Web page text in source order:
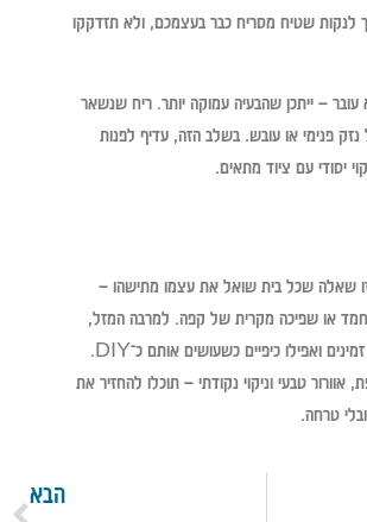
לנקות שטיח מסריח כבר בעצמכם, ולא תזדקקו
עובר – ייתכן שהבעיה עמוקה יותר. ריח שנשאר
נזק פנימי או עובש. בשלב הזה, עדיף לפנות
יסודי עם ציוד מתאים.
שאלה שכל בית שואל את עצמו מתישהו –
או שפיכה מקרית של קפה. למרבה המזל,
הפתרונות ברובם פשוטים, זמינים ואפילו כיפיים כשעושים אותם כ־DIY.
טבעי וניקוי נקודתי – תוכלו להחזיר את
טרחה.
הבא